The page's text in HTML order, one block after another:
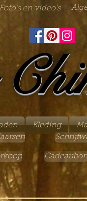
Foto's en video's
Kleding